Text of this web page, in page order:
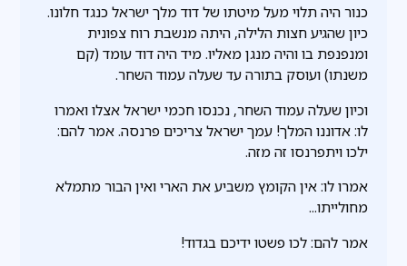
כנור היה תלוי מעל מיטתו של דוד מלך ישראל כנגד חלונו.
כיון שהגיע חצות הלילה, היתה מנשבת רוח צפונית
ומנפנפת בו והיה מנגן מאליו. מיד היה דוד עומד (קם
משנתו) ועוסק בתורה עד שעלה עמוד השחר.
וכיון שעלה עמוד השחר, נכנסו חכמי ישראל אצלו ואמרו
לו: אדוננו המלך! עמך ישראל צריכים פרנסה. אמר להם:
ילכו ויתפרנסו זה מזה.
אמרו לו: אין הקומץ משביע את הארי ואין הבור מתמלא
מחולייתו...
אמר להם: לכו פשטו ידיכם בגדוד!